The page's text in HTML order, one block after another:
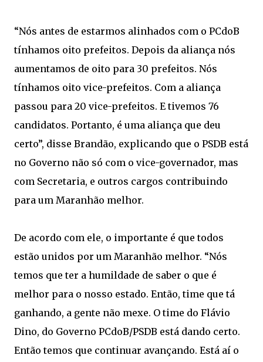
“Nós antes de estarmos alinhados com o PCdoB
tínhamos oito prefeitos. Depois da aliança nós
aumentamos de oito para 30 prefeitos. Nós
tínhamos oito vice-prefeitos. Com a aliança
passou para 20 vice-prefeitos. E tivemos 76
candidatos. Portanto, é uma aliança que deu
certo”, disse Brandão, explicando que o PSDB está
no Governo não só com o vice-governador, mas
com Secretaria, e outros cargos contribuindo
para um Maranhão melhor.
De acordo com ele, o importante é que todos
estão unidos por um Maranhão melhor. “Nós
temos que ter a humildade de saber o que é
melhor para o nosso estado. Então, time que tá
ganhando, a gente não mexe. O time do Flávio
Dino, do Governo PCdoB/PSDB está dando certo.
Então temos que continuar avançando. Está aí o